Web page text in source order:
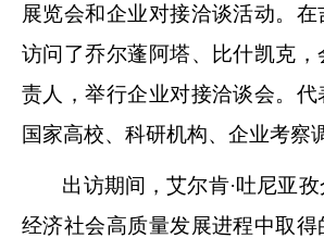
展览会和企业对接洽谈活动。在
访问了乔尔蓬阿塔、比什凯克，
责人，举行企业对接洽谈会。代
国家高校、科研机构、企业考察
出访期间，艾尔肯·吐尼亚
经济社会高质量发展进程中取得